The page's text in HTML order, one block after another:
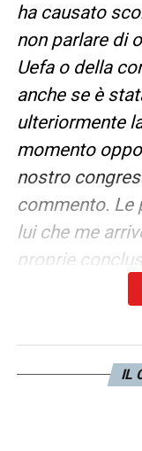
ha causato
non parlare di
Uefa o della
anche se è
ulteriormente
momento
nostro
commento. Le
lui che me
proprie
SI
così stanco
passato negli
IL